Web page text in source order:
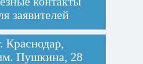
заявителей
Краснодар,
Пушкина, 28